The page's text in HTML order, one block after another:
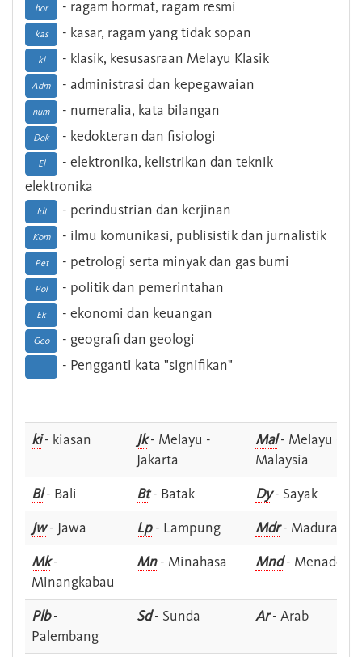
hor - ragam hormat, ragam resmi
kas - kasar, ragam yang tidak sopan
kl - klasik, kesusasraan Melayu Klasik
Adm - administrasi dan kepegawaian
num - numeralia, kata bilangan
Dok - kedokteran dan fisiologi
El
- elektronika, kelistrikan dan teknik
elektronika
Idt - perindustrian dan kerjinan
Kom - ilmu komunikasi, publisistik dan jurnalistik
Pet - petrologi serta minyak dan gas bumi
Pol - politik dan pemerintahan
Ek - ekonomi dan keuangan
Geo - geografi dan geologi
-- - Pengganti kata "signifikan"
ki- kiasan Jk- Melayu -
Jakarta
Mal- Melayu -
Malaysia
Bl- Bali Bt- Batak Dy- Sayak
Jw- Jawa Lp- Lampung Mdr- Madura
Mk-
Minangkabau
Mn- Minahasa Mnd- Menado
Plb-
Palembang
Sd- Sunda Ar- Arab